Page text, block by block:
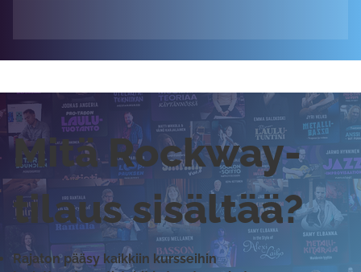
Mitä Rockway-
tilaus sisältää?
Rajaton pääsy kaikkiin kursseihin